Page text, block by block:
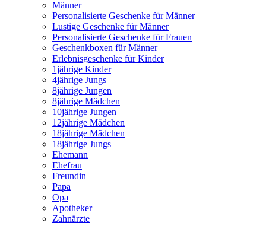
Männer
Personalisierte Geschenke für Männer
Lustige Geschenke für Männer
Personalisierte Geschenke für Frauen
Geschenkboxen für Männer
Erlebnisgeschenke für Kinder
1jährige Kinder
4jährige Jungs
8jährige Jungen
8jährige Mädchen
10jährige Jungen
12jährige Mädchen
18jährige Mädchen
18jährige Jungs
Ehemann
Ehefrau
Freundin
Papa
Opa
Apotheker
Zahnärzte